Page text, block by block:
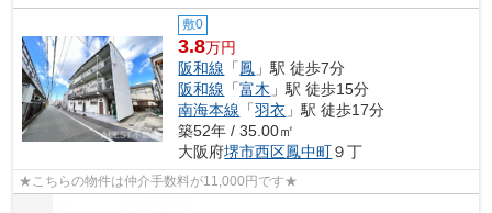
敷0
3.8万円
阪和線 「鳳 」駅 徒歩7分
阪和線 「富木 」駅 徒歩15分
南海本線 「羽衣 」駅 徒歩17分
築52年 / 35.00㎡
大阪府堺市西区鳳中町９丁
★こちらの物件は仲介手数料が11,000円です★